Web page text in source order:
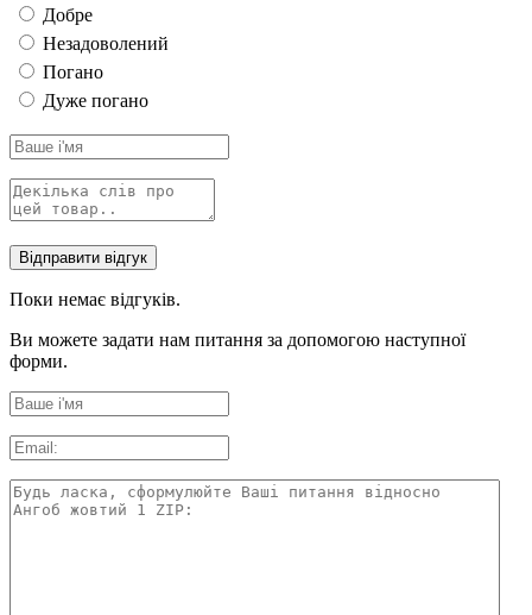
Добре
Незадоволений
Погано
Дуже погано
Поки немає відгуків.
Ви можете задати нам питання за допомогою наступної
форми.